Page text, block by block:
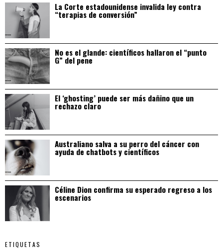
La Corte estadounidense invalida ley contra
“terapias de conversión”
No es el glande: científicos hallaron el “punto
G” del pene
El ‘ghosting’ puede ser más dañino que un
rechazo claro
Australiano salva a su perro del cáncer con
ayuda de chatbots y científicos
Céline Dion confirma su esperado regreso a los
escenarios
ETIQUETAS